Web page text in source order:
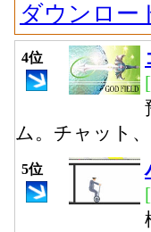
ダウンロー
4位
ム。チャット
5位